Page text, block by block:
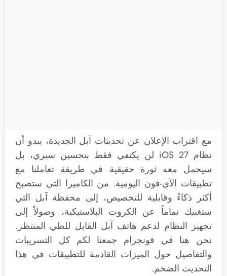
مع اقتراب الإعلان عن تحديثات آبل الجديدة، يبدو أن
نظام iOS 27 لن يكتفي فقط بتحسين سيري، بل
سيحمل معه ثورة حقيقية في طريقة تعاملنا مع
تطبيقات الآي-فون اليومية. من الكاميرا التي ستصبح
أكثر ذكاءً وقابلية للتخصيص، إلى محفظة آبل التي
ستغنيك تماماً عن الكروت البلاستيكية، وصولاً إلى
تجهيز النظام لدعم هاتف آبل القابل للطي المنتظر.
نحن هنا في فونجرام جمعنا لكم كل التسريبات
والتفاصيل حول الميزات القادمة للتطبيقات في هذا
التحديث الضخم.